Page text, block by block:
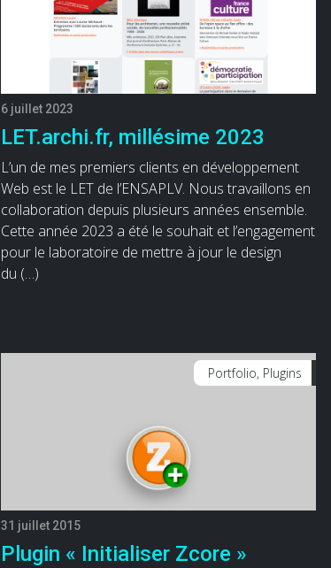
6 juillet 2023
LET.archi.fr, millésime 2023
L’un de mes premiers clients en développement
Web est le LET de l’ENSAPLV. Nous travaillons en
collaboration depuis plusieurs années ensemble.
Cette année 2023 a été le souhait et l’engagement
pour le laboratoire de mettre à jour le design
du (…)
Portfolio, Plugins
31 juillet 2015
Plugin « Initialiser Zcore »